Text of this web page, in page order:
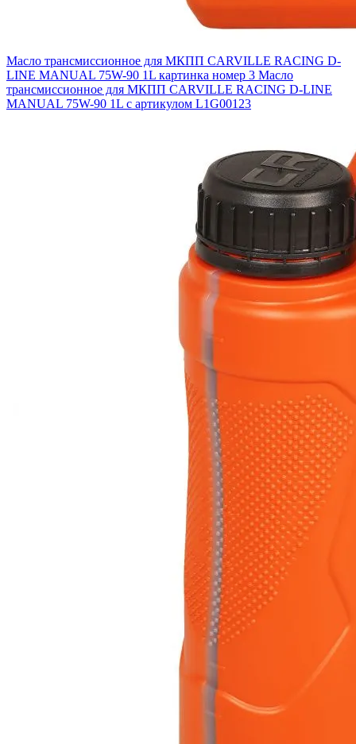
Масло трансмиссионное для МКПП CARVILLE RACING D-
LINE MANUAL 75W-90 1L картинка номер 3 Масло
трансмиссионное для МКПП CARVILLE RACING D-LINE
MANUAL 75W-90 1L с артикулом L1G00123